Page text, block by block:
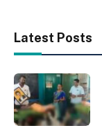
Latest Posts